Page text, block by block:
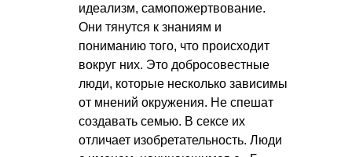
идеализм, самопожертвование.
Они тянутся к знаниям и
пониманию того, что происходит
вокруг них. Это добросовестные
люди, которые несколько зависимы
от мнений окружения. Не спешат
создавать семью. В сексе их
отличает изобретательность. Люди